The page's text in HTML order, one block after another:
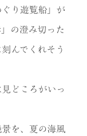
り遊覧船」が
の澄み切った
んでくれそう
どころがいっ
を、夏の海風